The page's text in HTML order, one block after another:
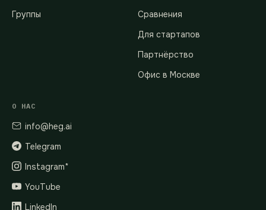
Группы
Сравнения
Для стартапов
Партнёрство
Офис в Москве
О НАС
info@heg.ai
Telegram
Instagram*
YouTube
LinkedIn